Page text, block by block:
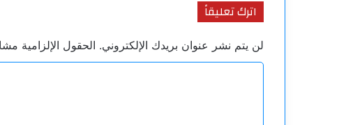
اترك تعليقاً
لن يتم نشر عنوان بريدك الإلكتروني. الحقول الإلزامية